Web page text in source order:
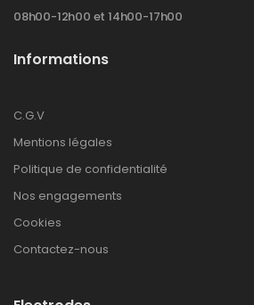
08h00-12h00 et 14h00-17h00
Informations
C.G.V
Mentions légales
Politique de confidentialité
Nos engagements
Cookies
Contactez-nous